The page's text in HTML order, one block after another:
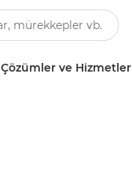
Çözümler ve Hizmetler